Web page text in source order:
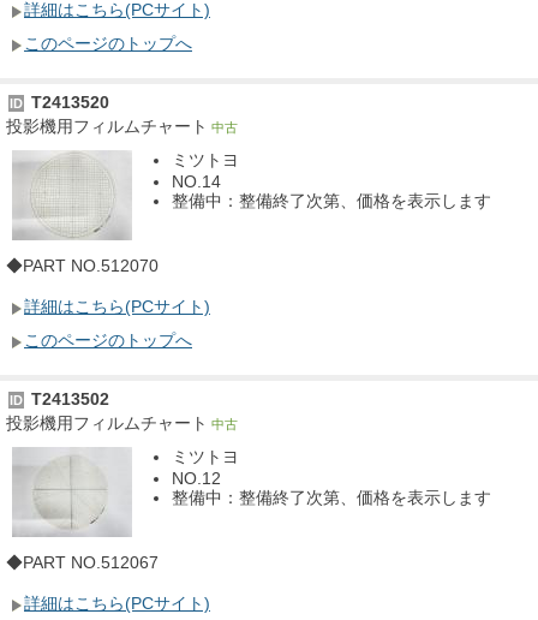
詳細はこちら(PCサイト)
このページのトップへ
ID T2413520
投影機用フィルムチャート 中古
ミツトヨ
NO.14
整備中：整備終了次第、価格を表示します
◆PART NO.512070
詳細はこちら(PCサイト)
このページのトップへ
ID T2413502
投影機用フィルムチャート 中古
ミツトヨ
NO.12
整備中：整備終了次第、価格を表示します
◆PART NO.512067
詳細はこちら(PCサイト)